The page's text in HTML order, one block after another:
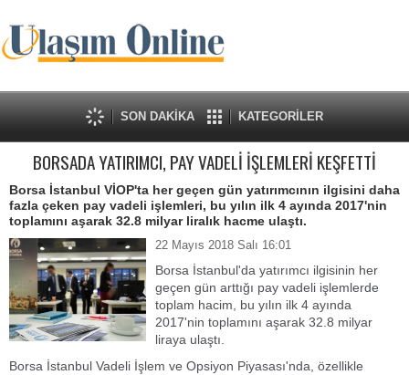
SON DAKİKA KATEGORİLER
BORSADA YATIRIMCI, PAY VADELİ İŞLEMLERİ KEŞFETTİ
Borsa İstanbul VİOP'ta her geçen gün yatırımcının ilgisini daha
fazla çeken pay vadeli işlemleri, bu yılın ilk 4 ayında 2017'nin
toplamını aşarak 32.8 milyar liralık hacme ulaştı.
22 Mayıs 2018 Salı 16:01
Borsa İstanbul'da yatırımcı ilgisinin her
geçen gün arttığı pay vadeli işlemlerde
toplam hacim, bu yılın ilk 4 ayında
2017'nin toplamını aşarak 32.8 milyar
liraya ulaştı.
Borsa İstanbul Vadeli İşlem ve Opsiyon Piyasası'nda, özellikle